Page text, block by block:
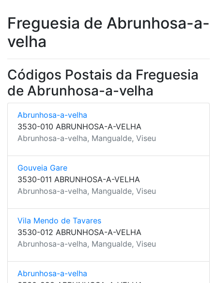
Freguesia de Abrunhosa-a-
velha
Códigos Postais da Freguesia
de Abrunhosa-a-velha
Abrunhosa-a-velha
3530-010 ABRUNHOSA-A-VELHA
Abrunhosa-a-velha, Mangualde, Viseu
Gouveia Gare
3530-011 ABRUNHOSA-A-VELHA
Abrunhosa-a-velha, Mangualde, Viseu
Vila Mendo de Tavares
3530-012 ABRUNHOSA-A-VELHA
Abrunhosa-a-velha, Mangualde, Viseu
Abrunhosa-a-velha